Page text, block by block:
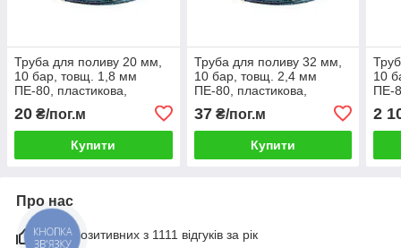
Труба для поливу 20 мм,
10 бар, товщ. 1,8 мм
ПЕ-80, пластикова,
водопровідна, для води,
ПНД
20 ₴/пог.м
Купити
Труба для поливу 32 мм,
10 бар, товщ. 2,4 мм
ПЕ-80, пластикова,
водопровідна, для води,
ПНД
37₴/пог.м
Купити
10
ПЕ-
м)
2
Про нас
99% позитивних з 1111 відгуків за рік
КНОПКА
ЗВ'ЯЗКУ